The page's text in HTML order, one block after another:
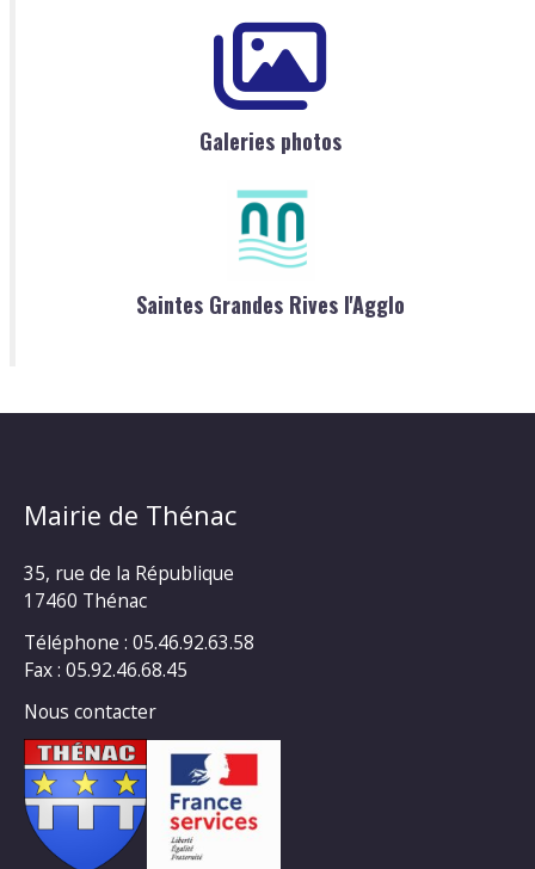
Galeries photos
Saintes Grandes Rives l'Agglo
Mairie de Thénac
35, rue de la République
17460 Thénac
Téléphone : 05.46.92.63.58
Fax : 05.92.46.68.45
Nous contacter